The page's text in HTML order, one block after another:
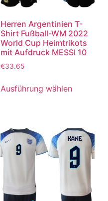
Herren Argentinien T-
Shirt Fußball-WM 2022
World Cup Heimtrikots
mit Aufdruck MESSI 10
€33.65
Ausführung wählen